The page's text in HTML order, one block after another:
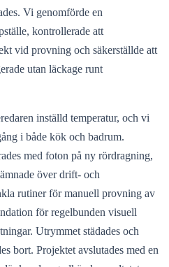
Vi genomförde en
kontrollerade att
vid provning och säkerställde att
utan läckage runt
inställd temperatur, och vi
i både kök och badrum.
med foton på ny rördragning,
över drift- och
rutiner för manuell provning av
för regelbunden visuell
Utrymmet städades och
bort. Projektet avslutades med en